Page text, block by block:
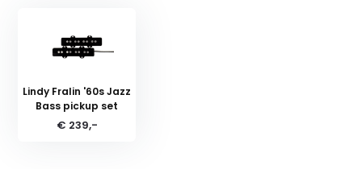
Lindy Fralin '60s Jazz
Bass pickup set
€ 239,-